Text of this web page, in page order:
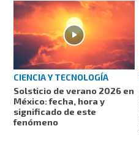
CIENCIA Y TECNOLOGÍA
Solsticio de verano 2026 en
México: fecha, hora y
significado de este
fenómeno